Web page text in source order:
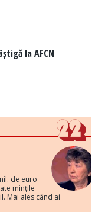
la AFCN
de euro
mințile
Mai ales când ai